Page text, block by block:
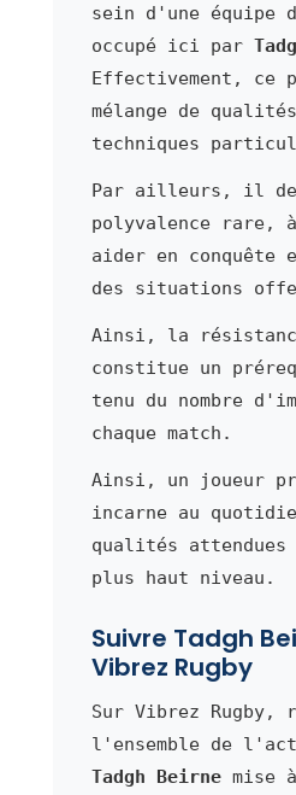
sein d'une équipe
occupé ici par
Effectivement, ce
mélange de
techniques
Par ailleurs, il
polyvalence rare,
aider en conquête
des situations
Ainsi, la
constitue un
tenu du nombre
chaque match.
Ainsi, un joueur
incarne au
qualités attendues
plus haut niveau.
Suivre Tadgh
Vibrez Rugby
Sur Vibrez Rugby,
l'ensemble de
Tadgh Beirnemise